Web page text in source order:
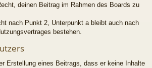
deinen Beitrag im Rahmen des Boards zu
nach Punkt 2, Unterpunkt a bleibt auch nach
bestehen.
Erstellung eines Beitrags, dass er keine Inhalte